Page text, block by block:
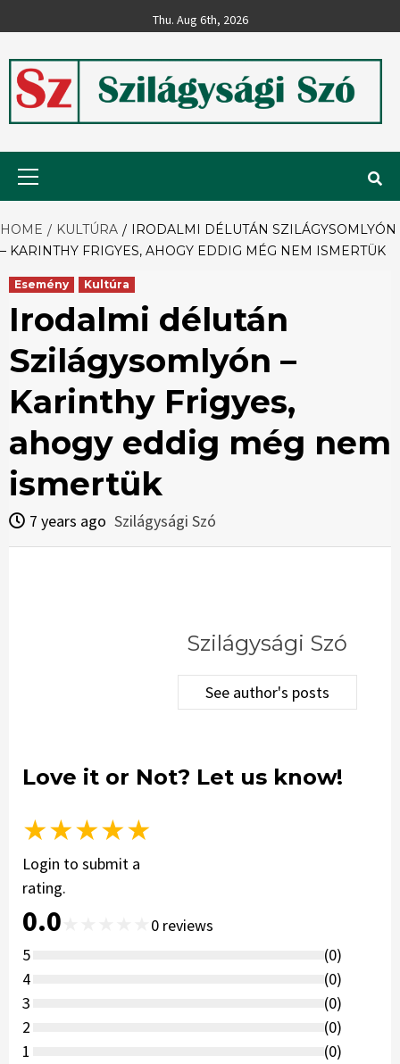
to
Thu. Aug 6th, 2026
Szilágysági
Szó
HOME KULTÚRA
IRODALMI DÉLUTÁN SZILÁGYSOMLYÓN
– KARINTHY FRIGYES, AHOGY EDDIG MÉG NEM ISMERTÜK
Esemény Kultúra
Irodalmi délután
Szilágysomlyón –
Karinthy Frigyes,
ahogy eddig még nem
ismertük
7 years ago Szilágysági Szó
Szilágysági Szó
See author's posts
Love it or Not? Let us know!
★★★★★
Login to submit a
rating.
0.0 0 reviews
5
(0)
4
(0)
3
(0)
2
(0)
1
(0)